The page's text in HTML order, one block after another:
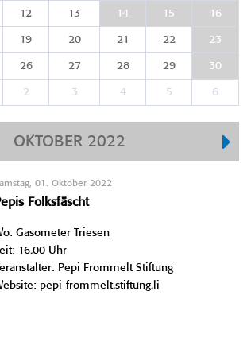
12 13 14 15 16
19 20 21 22 23
26 27 28 29 30
2 3 4 5 6
OKTOBER 2022
01. Oktober 2022
Folksfäscht
Gasometer Triesen
16.00 Uhr
Pepi Frommelt Stiftung
pepi-frommelt.stiftung.li